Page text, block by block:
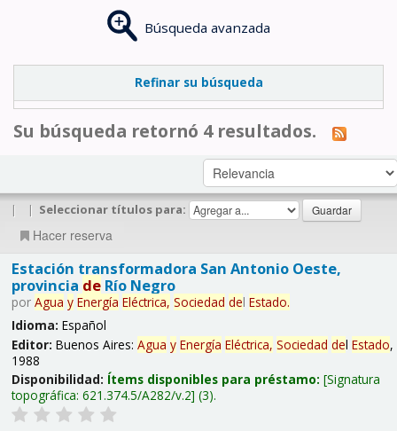
Búsqueda avanzada
Refinar su búsqueda
Su búsqueda retornó 4 resultados.
| | Seleccionar títulos para:
Hacer reserva
Estación transformadora San Antonio Oeste,
provincia deRío Negro
por Agua y Energía Eléctrica, Sociedad del Estado.
Idioma: Español
Editor: Buenos Aires: Agua y Energía Eléctrica, Sociedad del Estado,
1988
Disponibilidad: Ítems disponibles para préstamo: Signatura
topográfica: 621.374.5/A282/v.2 (3).